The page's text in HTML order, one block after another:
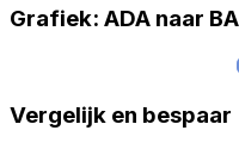
Grafiek: ADA naar
Vergelijk en bespaar